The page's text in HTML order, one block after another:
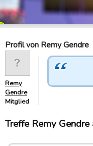
Profil von Remy Gendre
Remy
Gendre
Mitglied
Treffe Remy